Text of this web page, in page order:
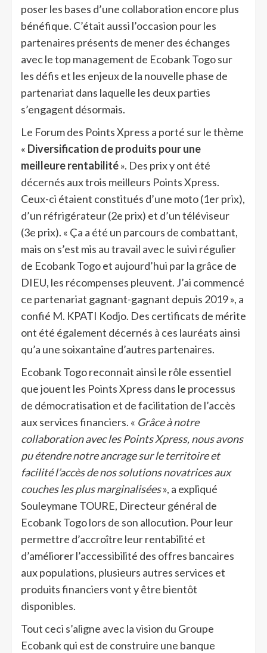
poser les bases d’une collaboration encore plus
bénéfique. C’était aussi l’occasion pour les
partenaires présents de mener des échanges
avec le top management de Ecobank Togo sur
les défis et les enjeux de la nouvelle phase de
partenariat dans laquelle les deux parties
s’engagent désormais.
Le Forum des Points Xpress a porté sur le thème
« Diversification de produits pour une
meilleure rentabilité». Des prix y ont été
décernés aux trois meilleurs Points Xpress.
Ceux-ci étaient constitués d’une moto (1er prix),
d’un réfrigérateur (2e prix) et d’un téléviseur
(3e prix). « Ça a été un parcours de combattant,
mais on s’est mis au travail avec le suivi régulier
de Ecobank Togo et aujourd’hui par la grâce de
DIEU, les récompenses pleuvent. J’ai commencé
ce partenariat gagnant-gagnant depuis 2019 », a
confié M. KPATI Kodjo. Des certificats de mérite
ont été également décernés à ces lauréats ainsi
qu’a une soixantaine d’autres partenaires.
Ecobank Togo reconnait ainsi le rôle essentiel
que jouent les Points Xpress dans le processus
de démocratisation et de facilitation de l’accès
aux services financiers. « Grâce à notre
collaboration avec les Points Xpress, nous avons
pu étendre notre ancrage sur le territoire et
facilité l’accès de nos solutions novatrices aux
couches les plus marginalisées», a expliqué
Souleymane TOURE, Directeur général de
Ecobank Togo lors de son allocution. Pour leur
permettre d’accroître leur rentabilité et
d’améliorer l’accessibilité des offres bancaires
aux populations, plusieurs autres services et
produits financiers vont y être bientôt
disponibles.
Tout ceci s’aligne avec la vision du Groupe
Ecobank qui est de construire une banque